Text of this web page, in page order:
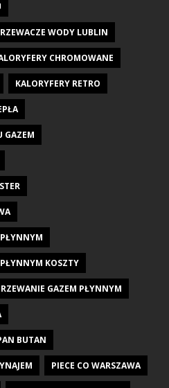
WODY LUBLIN
CHROMOWANE
KALORYFERY RETRO
GAZEM
KOSZTY
GAZEM PŁYNNYM
BUTAN
PIECE CO WARSZAWA